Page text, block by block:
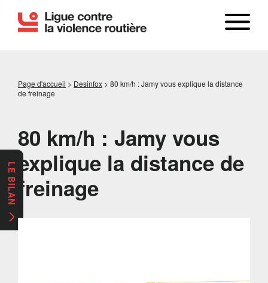
Page d'accueil > Desinfox > 80 km/h : Jamy vous explique la distance
de freinage
80 km/h : Jamy vous
explique la distance de
freinage
Lecteur
LE BILAN